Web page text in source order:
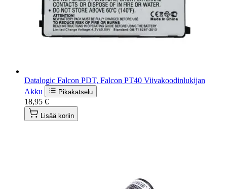
Datalogic Falcon PDT, Falcon PT40 Viivakoodinlukijan
Akku
Pikakatselu
18,95 €
Lisää koriin